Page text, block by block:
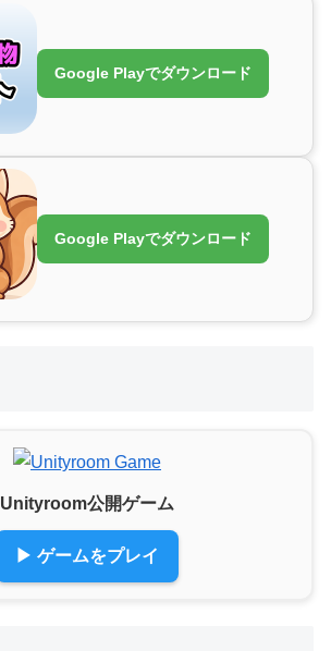
Google Playでダウンロード
Google Playでダウンロード
Unityroom公開ゲーム
▶ ゲームをプレイ